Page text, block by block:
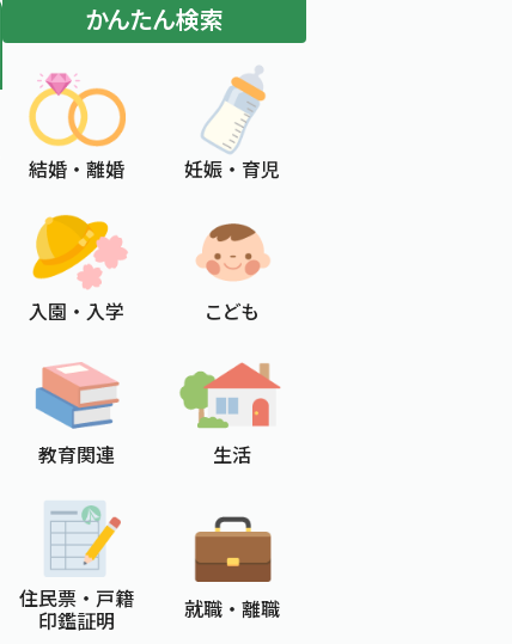
かんたん検索
結婚 ・ 離婚 妊娠 ・ 育児
入園 ・ 入学 こども
教育関連 生活
住民票 ・ 戸籍
印鑑証明 就職 ・ 離職